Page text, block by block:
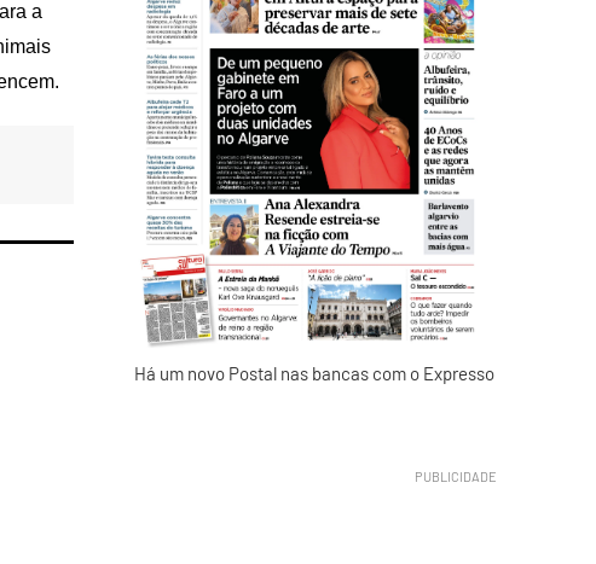
a
Há um novo Postal nas bancas com o Expresso